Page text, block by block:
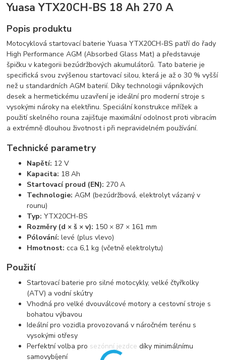
Yuasa YTX20CH-BS 18 Ah 270 A
Popis produktu
Motocyklová startovací baterie Yuasa YTX20CH-BS patří do řady
High Performance AGM (Absorbed Glass Mat) a představuje
špičku v kategorii bezúdržbových akumulátorů. Tato baterie je
specifická svou zvýšenou startovací silou, která je až o 30 % vyšší
než u standardních AGM baterií. Díky technologii vápníkových
desek a hermetickému uzavření je ideální pro moderní stroje s
vysokými nároky na elektřinu. Speciální konstrukce mřížek a
použití skelného rouna zajišťuje maximální odolnost proti vibracím
a extrémně dlouhou životnost i při nepravidelném používání.
Technické parametry
Napětí: 12 V
Kapacita: 18 Ah
Startovací proud (EN): 270 A
Technologie: AGM (bezúdržbová, elektrolyt vázaný v
rounu)
Typ: YTX20CH-BS
Rozměry (d × š × v): 150 × 87 × 161 mm
Pólování: levé (plus vlevo)
Hmotnost: cca 6,1 kg (včetně elektrolytu)
Použití
Startovací baterie pro silné motocykly, velké čtyřkolky
(ATV) a vodní skútry
Vhodná pro velké dvouválcové motory a cestovní stroje s
bohatou výbavou
Ideální pro vozidla provozovaná v náročném terénu s
vysokými otřesy
Perfektní volba pro sezónní jezdce díky minimálnímu
samovybíjení